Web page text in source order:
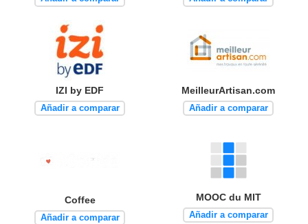
IZI by EDF
Añadir a comparar
MeilleurArtisan.com
Añadir a comparar
Coffee
Añadir a comparar
MOOC du MIT
Añadir a comparar